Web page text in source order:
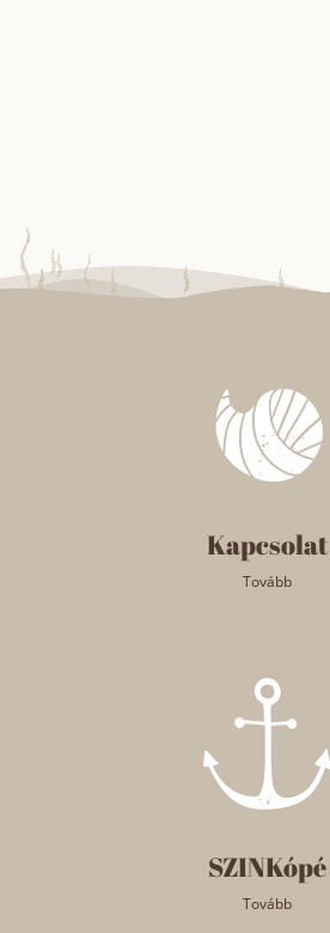
Kapcsolat
Tovább
SZINKópé
Tovább